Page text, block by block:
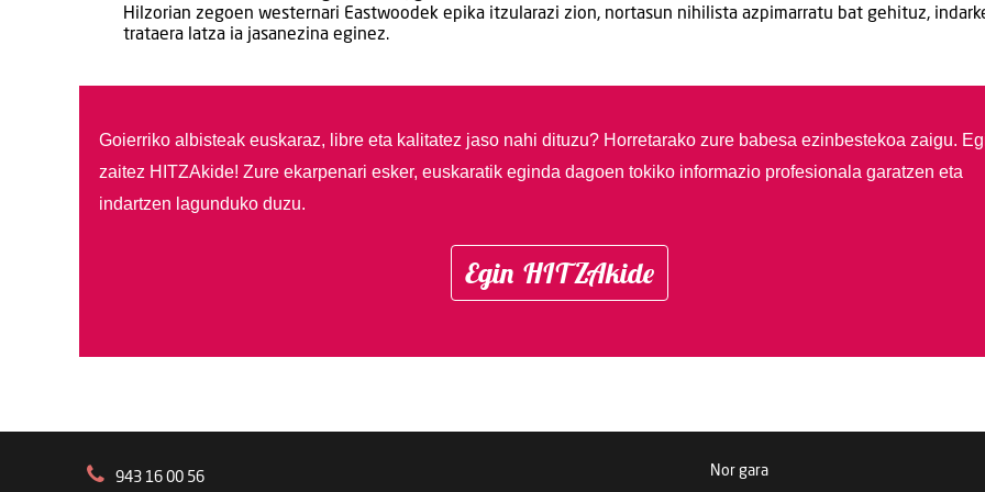
Hilzorian zegoen westernari Eastwoodek epika itzularazi zion, nortasun nihilista azpimarratu bat gehituz,
trataera latza ia jasanezina eginez.
Goierriko albisteak euskaraz, libre eta kalitatez jaso nahi dituzu? Horretarako zure babesa ezinbestekoa zaigu.
zaitez HITZAkide! Zure ekarpenari esker, euskaratik eginda dagoen tokiko informazio profesionala garatzen eta
indartzen lagunduko duzu.
Egin HITZAkide
943 16 00 56 Nor gara